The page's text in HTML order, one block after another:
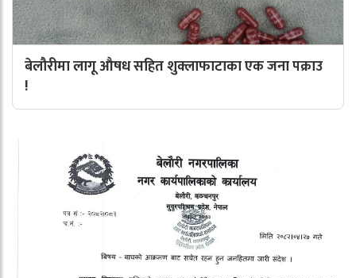
बेलौरीमा लागू औषध सहित शुक्लाफाटाका एक जना पक्राउ
!